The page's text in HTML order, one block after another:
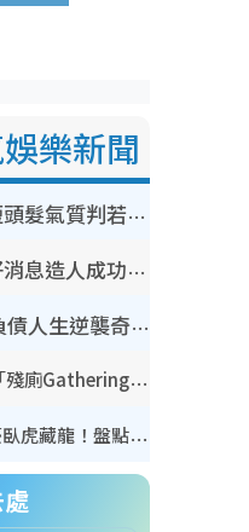
樂新聞
簡淑兒染金毛剪短頭髮氣質判若兩人！嚇壞老公麥大力都認唔出：「你做咩事？」
湯洛雯傳終於有好消息造人成功！兩大細節曝孕味極濃惹猜測：大肚婆先會咁！
五索親揭10年前負債人生逆襲奇蹟！全靠去一地方轉運後即遇上馬先生
林芊妤親解12年前「殘廁Gathering」真相！高層解約一句話重創尊嚴至今拒返TVB
《愛回家》隱形富豪臥虎藏龍！盤點12位財氣逼人的有錢藝人：呢位靚女3億身家唔憂做